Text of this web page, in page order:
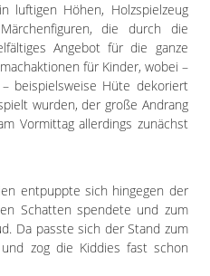
luftigen Höhen, Holzspielzeug
die durch die
Angebot für die ganze
für Kinder, wobei –
beispielsweise Hüte dekoriert
wurden, der große Andrang
Vormittag allerdings zunächst
entpuppte sich hingegen der
Schatten spendete und zum
Da passte sich der Stand zum
zog die Kiddies fast schon